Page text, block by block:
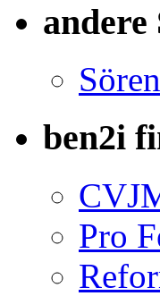
andere
ben2i
Pro